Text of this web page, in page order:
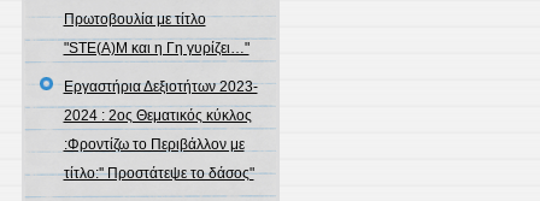
Πρωτοβουλία με τίτλο
"STE(A)M και η Γη γυρίζει…"
Εργαστήρια Δεξιοτήτων 2023-
2024 : 2ος Θεματικός κύκλος
:Φροντίζω το Περιβάλλον με
τίτλο:'' Προστάτεψε το δάσος"